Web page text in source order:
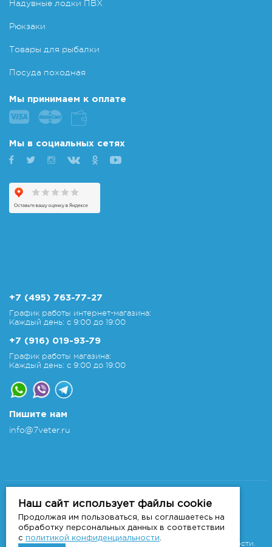
Надувные лодки ПВХ
Рюкзаки
Товары для рыбалки
Посуда походная
Мы принимаем к оплате
Мы в социальных сетях
+7 (495) 763-77-27
График работы интернет-магазина:
Каждый день: с 9:00 до 19:00
+7 (916) 019-93-79
График работы магазина:
Каждый день: с 9:00 до 19:00
Пишите нам
info@7veter.ru
Интернет-магазин "На Семи Ветрах". Все права
Информация не является публичной офертой, которая
определяется
положениями Статьи 437 ГК РФ.Политика конфиденциальности.
Наш сайт использует файлы cookie
Продолжая им пользоваться, вы соглашаетесь на
обработку персональных данных в соответствии
с политикой конфиденциальности